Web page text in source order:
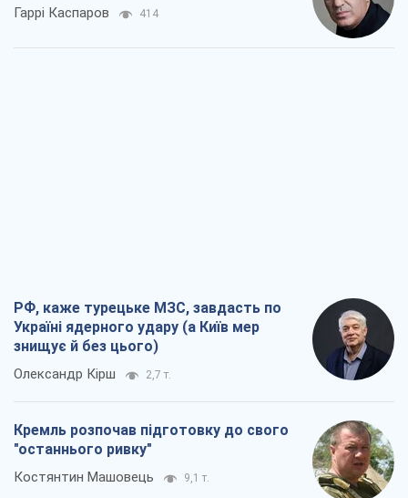
Гаррі Каспаров 414
РФ, каже турецьке МЗС, завдасть по
Україні ядерного удару (а Київ мер
знищує й без цього)
Олександр Кірш 2,7 т.
Кремль розпочав підготовку до свого
"останнього ривку"
Костянтин Машовець 9,1 т.